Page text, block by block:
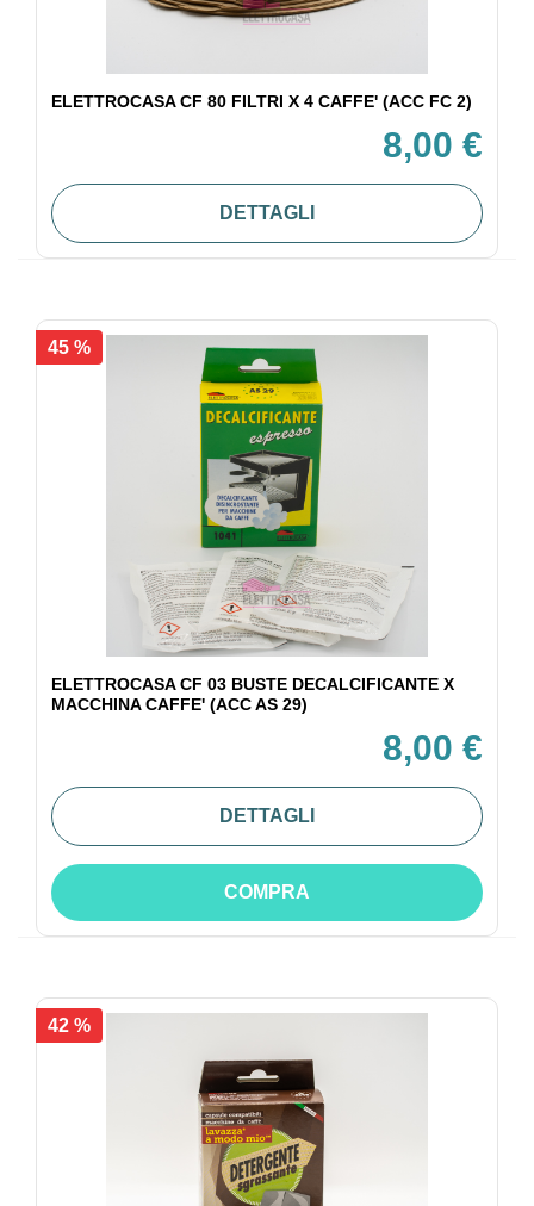
ELETTROCASA CF 80 FILTRI X 4 CAFFE' (ACC FC 2)
8,00 €
DETTAGLI
45 %
ELETTROCASA CF 03 BUSTE DECALCIFICANTE X
MACCHINA CAFFE' (ACC AS 29)
8,00 €
DETTAGLI
COMPRA
42 %